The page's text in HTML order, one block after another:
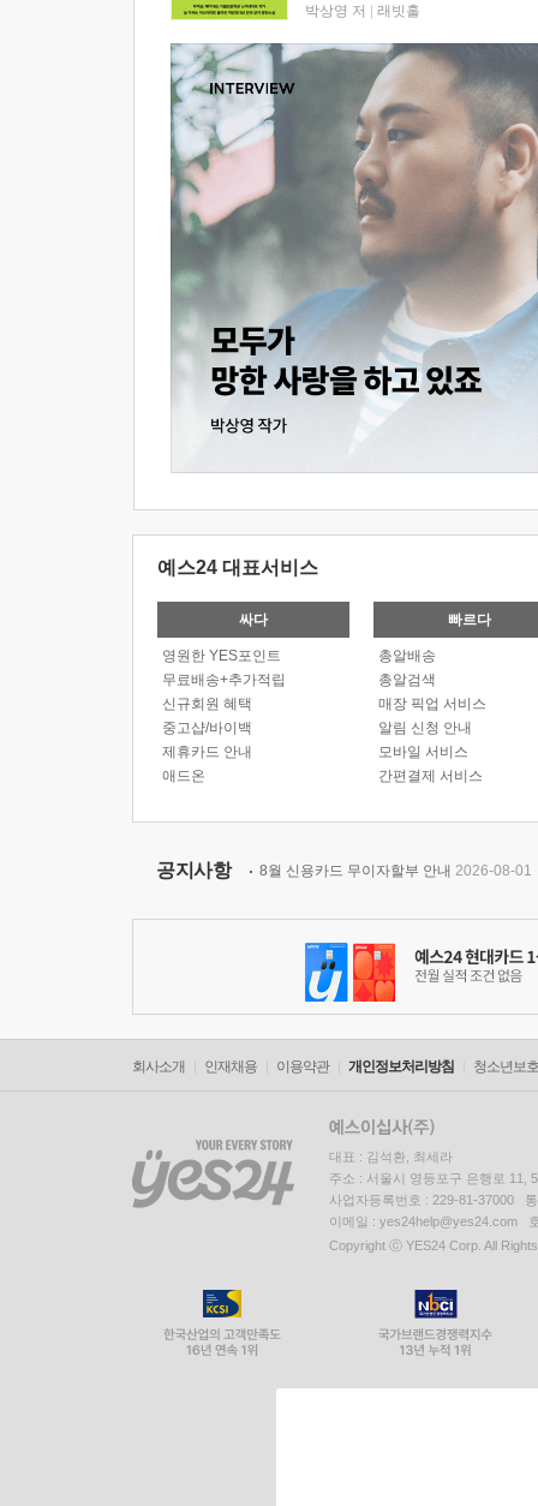
박상영 저 래빗홀
예스24 대표서비스
싸다
영원한 YES포인트
무료배송+추가적립
신규회원 혜택
중고샵/바이백
제휴카드 안내
애드온
빠르다
총알배송
총알검색
매장 픽업 서비스
알림 신청 안내
모바일 서비스
간편결제 서비스
공지사항 8월 신용카드 무이자할부 안내 2026-08-01
회사소개 인재채용 이용약관 개인정보처리방침 청소년보
대표 : 김석환, 최세라
주소 : 서울시 영등포구 은행로 11,
사업자등록번호 : 229-81-37000
이메일 : yes24help@yes24.com
Copyright ⓒ YES24 Corp. All